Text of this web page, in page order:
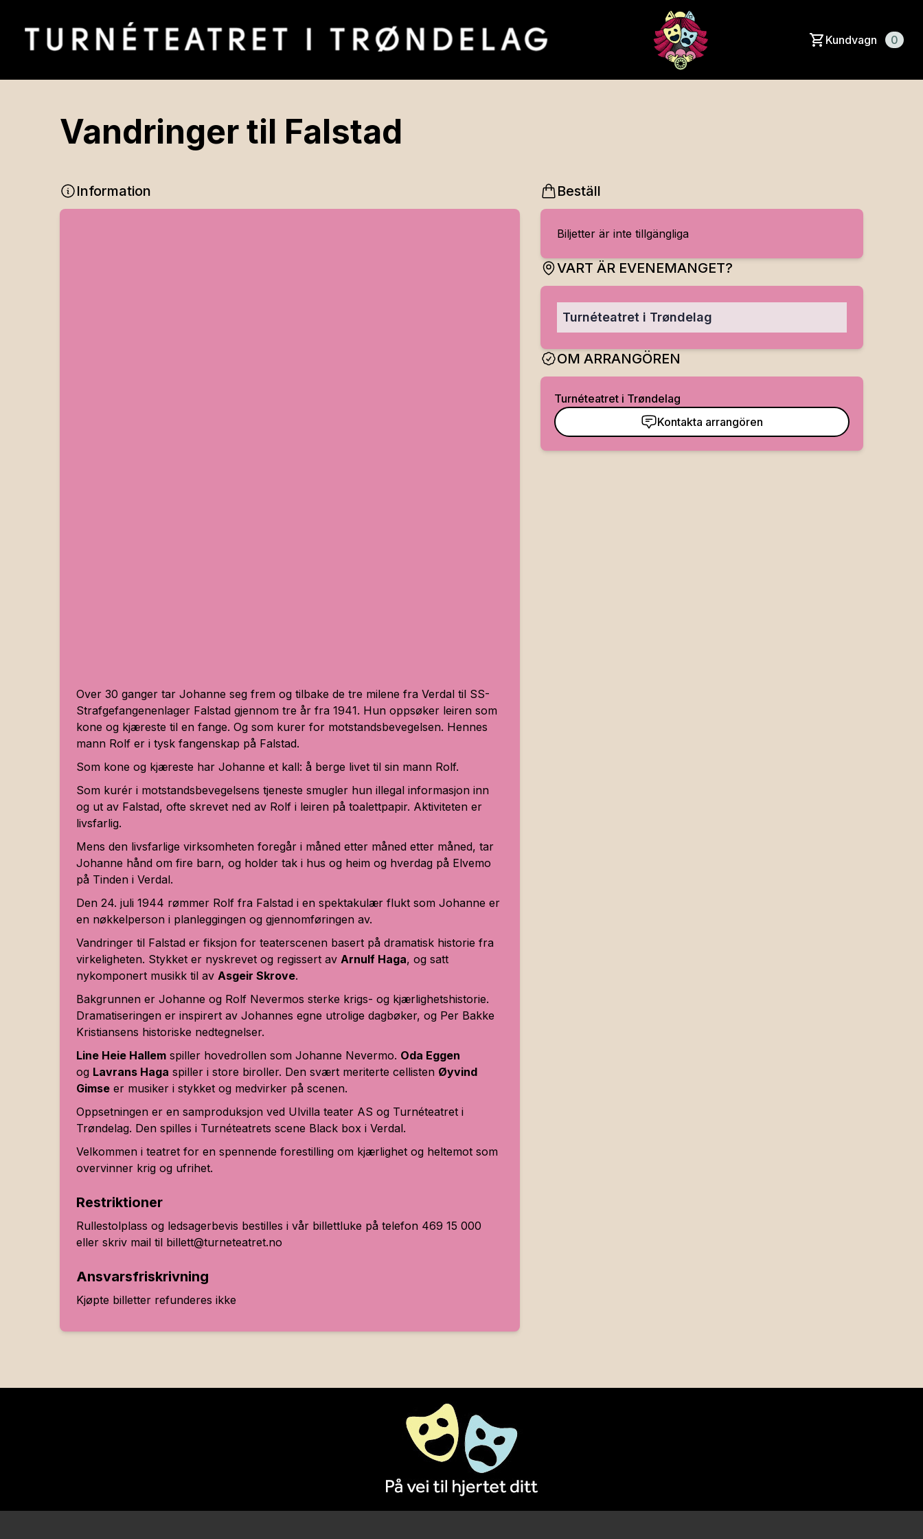
Kundvagn 0
Vandringer til Falstad
Information
Over 30 ganger tar Johanne seg frem og tilbake de tre milene fra Verdal til SS-
Strafgefangenenlager Falstad gjennom tre år fra 1941. Hun oppsøker leiren som
kone og kjæreste til en fange. Og som kurer for motstandsbevegelsen. Hennes
mann Rolf er i tysk fangenskap på Falstad.
Som kone og kjæreste har Johanne et kall: å berge livet til sin mann Rolf.
Som kurér i motstandsbevegelsens tjeneste smugler hun illegal informasjon inn
og ut av Falstad, ofte skrevet ned av Rolf i leiren på toalettpapir. Aktiviteten er
livsfarlig.
Mens den livsfarlige virksomheten foregår i måned etter måned etter måned, tar
Johanne hånd om fire barn, og holder tak i hus og heim og hverdag på Elvemo
på Tinden i Verdal.
Den 24. juli 1944 rømmer Rolf fra Falstad i en spektakulær flukt som Johanne er
en nøkkelperson i planleggingen og gjennomføringen av.
Vandringer til Falstad er fiksjon for teaterscenen basert på dramatisk historie fra
virkeligheten. Stykket er nyskrevet og regissert av Arnulf Haga, og satt
nykomponert musikk til av Asgeir Skrove.
Bakgrunnen er Johanne og Rolf Nevermos sterke krigs- og kjærlighetshistorie.
Dramatiseringen er inspirert av Johannes egne utrolige dagbøker, og Per Bakke
Kristiansens historiske nedtegnelser.
Line Heie Hallem spiller hovedrollen som Johanne Nevermo. Oda Eggen
og Lavrans Haga spiller i store biroller. Den svært meriterte cellisten Øyvind
Gimse er musiker i stykket og medvirker på scenen.
Oppsetningen er en samproduksjon ved Ulvilla teater AS og Turnéteatret i
Trøndelag. Den spilles i Turnéteatrets scene Black box i Verdal.
Velkommen i teatret for en spennende forestilling om kjærlighet og heltemot som
overvinner krig og ufrihet.
Restriktioner
Rullestolplass og ledsagerbevis bestilles i vår billettluke på telefon 469 15 000
eller skriv mail til billett@turneteatret.no
Ansvarsfriskrivning
Kjøpte billetter refunderes ikke
Beställ
Biljetter är inte tillgängliga
VART ÄR EVENEMANGET?
Turnéteatret i Trøndelag
OM ARRANGÖREN
Turnéteatret i Trøndelag
Kontakta arrangören